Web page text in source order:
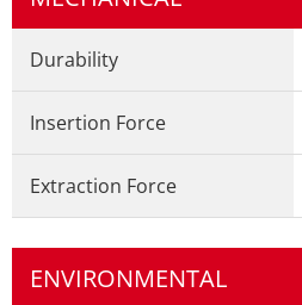
Durability
Insertion Force
Extraction Force
ENVIRONMENTAL